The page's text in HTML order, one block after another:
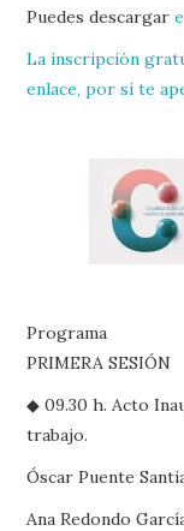
Puedes descargar
La inscripción
enlace, por si te
Programa
PRIMERA SESIÓN
◆ 09.30 h. Acto
trabajo.
Óscar Puente
Ana Redondo